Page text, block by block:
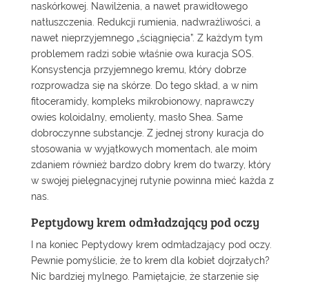
naskórkowej. Nawilżenia, a nawet prawidłowego
natłuszczenia. Redukcji rumienia, nadwrażliwości, a
nawet nieprzyjemnego „ściągnięcia”. Z każdym tym
problemem radzi sobie właśnie owa kuracja SOS.
Konsystencja przyjemnego kremu, który dobrze
rozprowadza się na skórze. Do tego skład, a w nim
fitoceramidy, kompleks mikrobionowy, naprawczy
owies koloidalny, emolienty, masło Shea. Same
dobroczynne substancje. Z jednej strony kuracja do
stosowania w wyjątkowych momentach, ale moim
zdaniem również bardzo dobry krem do twarzy, który
w swojej pielęgnacyjnej rutynie powinna mieć każda z
nas.
Peptydowy krem odmładzający pod oczy
I na koniec Peptydowy krem odmładzający pod oczy.
Pewnie pomyślicie, że to krem dla kobiet dojrzałych?
Nic bardziej mylnego. Pamiętajcie, że starzenie się